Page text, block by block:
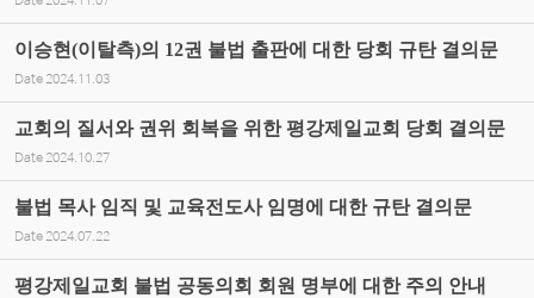
이승현(이탈측)의 12권 불법 출판에 대한 당회 규탄 결의문
Date 2024.11.03
교회의 질서와 권위 회복을 위한 평강제일교회 당회 결의문
Date 2024.10.27
불법 목사 임직 및 교육전도사 임명에 대한 규탄 결의문
Date 2024.07.22
평강제일교회 불법 공동의회 회원 명부에 대한 주의 안내